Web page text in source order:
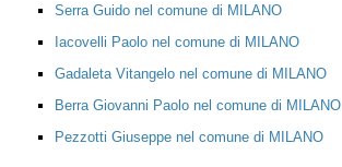
Serra Guido nel comune di MILANO
Iacovelli Paolo nel comune di MILANO
Gadaleta Vitangelo nel comune di MILANO
Berra Giovanni Paolo nel comune di MILANO
Pezzotti Giuseppe nel comune di MILANO